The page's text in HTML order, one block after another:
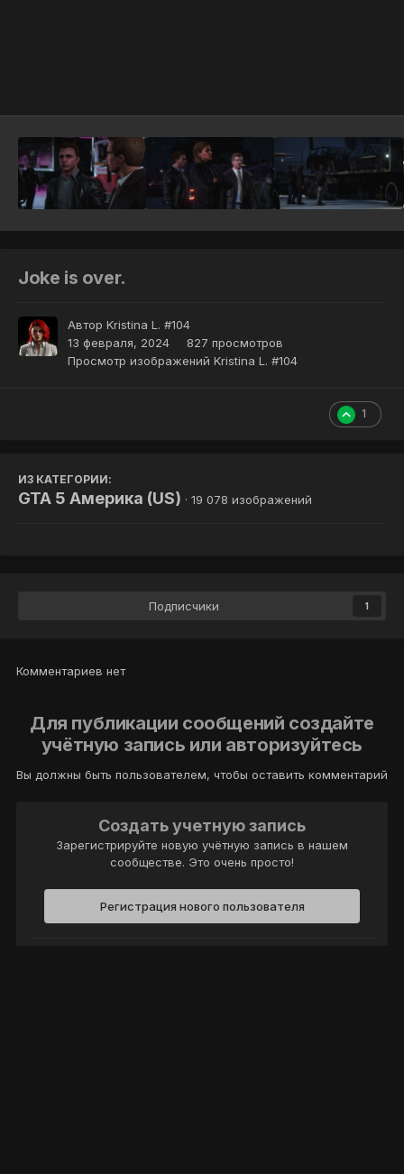
Joke is over.
Автор Kristina L. #104
13 февраля, 2024
827 просмотров
Просмотр изображений Kristina L. #104
1
ИЗ КАТЕГОРИИ:
GTA 5 Америка (US) · 19 078 изображений
Подписчики 1
Комментариев нет
Для публикации сообщений создайте
учётную запись или авторизуйтесь
Вы должны быть пользователем, чтобы оставить комментарий
Создать учетную запись
Зарегистрируйте новую учётную запись в нашем
сообществе. Это очень просто!
Регистрация нового пользователя